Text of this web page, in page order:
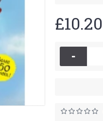
£10.20
-